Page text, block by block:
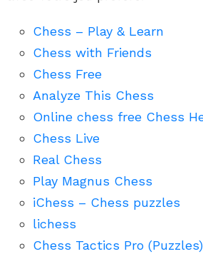
Chess – Play & Learn
Chess with Friends
Chess Free
Analyze This Chess
Online chess free Chess
Chess Live
Real Chess
Play Magnus Chess
iChess – Chess puzzles
lichess
Chess Tactics Pro (Puzzles)